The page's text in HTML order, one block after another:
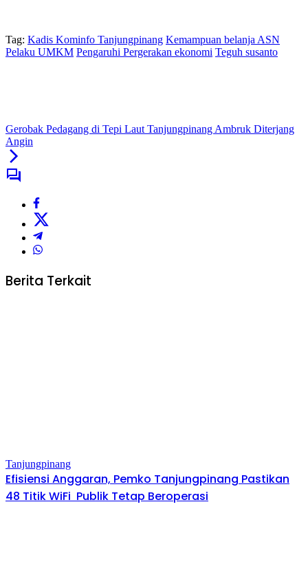
Tag: Kadis Kominfo Tanjungpinang Kemampuan belanja ASN
Pelaku UMKM Pengaruhi Pergerakan ekonomi Teguh susanto
Gerobak Pedagang di Tepi Laut Tanjungpinang Ambruk Diterjang
Angin
Berita Terkait
Tanjungpinang
Efisiensi Anggaran, Pemko Tanjungpinang Pastikan
48 Titik WiFi Publik Tetap Beroperasi